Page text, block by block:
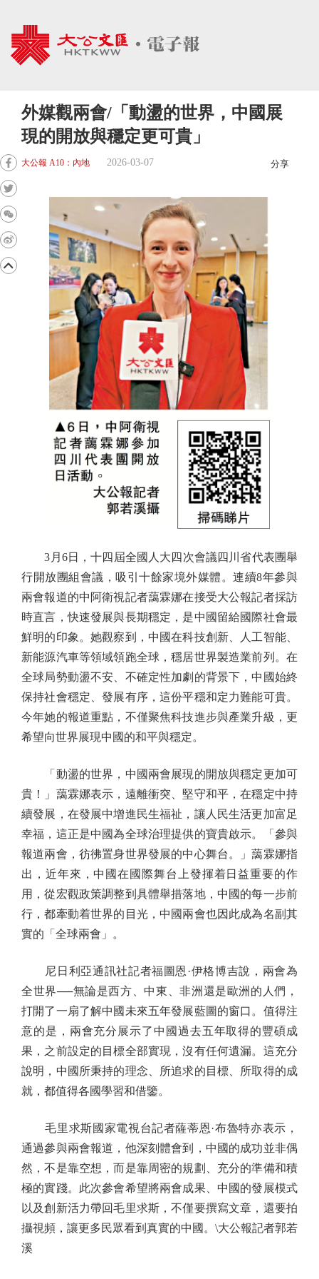
外媒觀兩會/「動盪的世界，中國展
現的開放與穩定更可貴」
大公報 A10：內地 2026-03-07 分享
3月6日，十四屆全國人大四次會議四川省代表團舉
行開放團組會議，吸引十餘家境外媒體。連續8年參與
兩會報道的中阿衛視記者藹霖娜在接受大公報記者採訪
時直言，快速發展與長期穩定，是中國留給國際社會最
鮮明的印象。她觀察到，中國在科技創新、人工智能、
新能源汽車等領域領跑全球，穩居世界製造業前列。在
全球局勢動盪不安、不確定性加劇的背景下，中國始終
保持社會穩定、發展有序，這份平穩和定力難能可貴。
今年她的報道重點，不僅聚焦科技進步與產業升級，更
希望向世界展現中國的和平與穩定。
「動盪的世界，中國兩會展現的開放與穩定更加可
貴！」藹霖娜表示，遠離衝突、堅守和平，在穩定中持
續發展，在發展中增進民生福祉，讓人民生活更加富足
幸福，這正是中國為全球治理提供的寶貴啟示。「參與
報道兩會，彷彿置身世界發展的中心舞台。」藹霖娜指
出，近年來，中國在國際舞台上發揮着日益重要的作
用，從宏觀政策調整到具體舉措落地，中國的每一步前
行，都牽動着世界的目光，中國兩會也因此成為名副其
實的「全球兩會」。
尼日利亞通訊社記者福圖恩·伊格博吉說，兩會為
全世界──無論是西方、中東、非洲還是歐洲的人們，
打開了一扇了解中國未來五年發展藍圖的窗口。值得注
意的是，兩會充分展示了中國過去五年取得的豐碩成
果，之前設定的目標全部實現，沒有任何遺漏。這充分
說明，中國所秉持的理念、所追求的目標、所取得的成
就，都值得各國學習和借鑒。
毛里求斯國家電視台記者薩蒂恩·布魯特亦表示，
通過參與兩會報道，他深刻體會到，中國的成功並非偶
然，不是靠空想，而是靠周密的規劃、充分的準備和積
極的實踐。此次參會希望將兩會成果、中國的發展模式
以及創新活力帶回毛里求斯，不僅要撰寫文章，還要拍
攝視頻，讓更多民眾看到真實的中國。\大公報記者郭若
溪